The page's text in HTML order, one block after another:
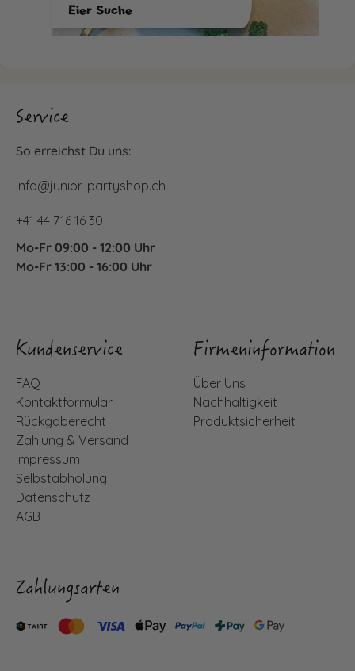
Eier Suche
Service
So erreichst Du uns:
info@junior-partyshop.ch
+41 44 716 16 30
Mo-Fr 09:00 - 12:00 Uhr
Mo-Fr 13:00 - 16:00 Uhr
Kundenservice
FAQ
Kontaktformular
Rückgaberecht
Zahlung & Versand
Impressum
Selbstabholung
Datenschutz
AGB
Firmeninformation
Über Uns
Nachhaltigkeit
Produktsicherheit
Zahlungsarten